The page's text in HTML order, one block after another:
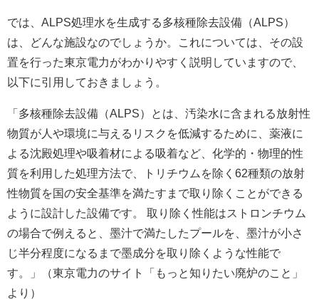
では、ALPS処理水を生成する多核種除去設備（ALPS）
は、どんな施設なのでしょうか。これについては、その設
置を行った東京電力がわかりやすく説明していますので、
以下に引用しておきましょう。
「多核種除去設備（ALPS）とは、汚染水に含まれる放射性
物質が人や環境に与えるリスクを低減するために、薬液に
よる沈殿処理や吸着材による吸着など、化学的・物理的性
質を利用した処理方法で、トリチウムを除く62種類の放射
性物質を国の安全基準を満たすまで取り除くことができる
ように設計した設備です。 取り除く性能はストロンチウム
の場合で例えると、墨汁で満たしたプールを、墨汁が小さ
じ半分程度になるまで墨成分を取り除くような性能で
す。」（東京電力のサイト「もっと知りたい廃炉のこと」
より）